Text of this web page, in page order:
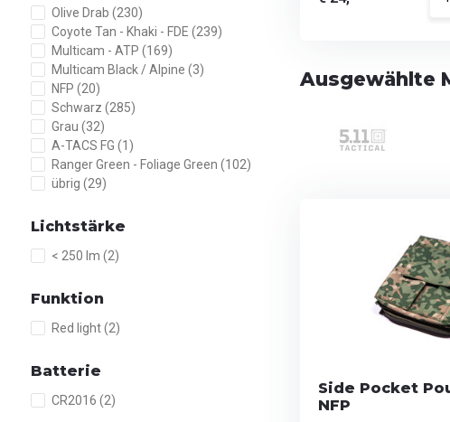
Olive Drab (230)
Coyote Tan - Khaki - FDE (239)
Multicam - ATP (169)
Multicam Black / Alpine (3)
NFP (20)
Schwarz (285)
Grau (32)
A-TACS FG (1)
Ranger Green - Foliage Green (102)
übrig (29)
Lichtstärke
< 250 lm (2)
Funktion
Red light(2)
Batterie
CR2016 (2)
Ausgewählte
Side Pocket
NFP